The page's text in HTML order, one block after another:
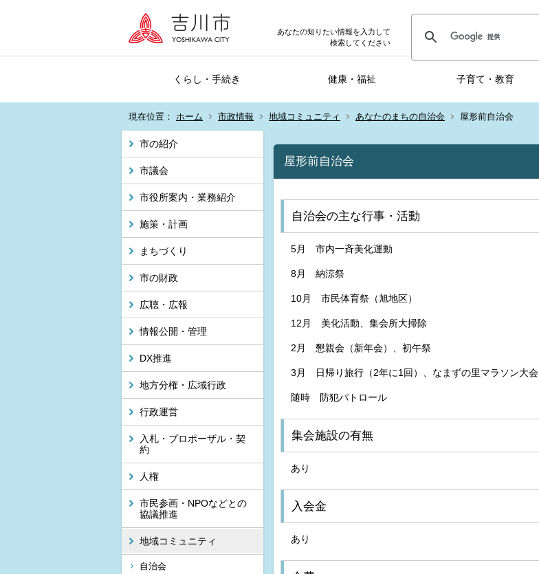
あなたの知りたい情報を入力して
検索してください
くらし・手続き 健康・福祉 子育て・教育
現在位置： ホーム 市政情報 地域コミュニティ あなたのまちの自治会 屋形前自治会
市の紹介
市議会
市役所案内・業務紹介
施策・計画
まちづくり
市の財政
広聴・広報
情報公開・管理
DX推進
地方分権・広域行政
行政運営
入札・プロポーザル・契
約
人権
市民参画・NPOなどとの
協議推進
地域コミュニティ
自治会
屋形前自治会
自治会の主な行事・活動
5月 市内一斉美化運動
8月 納涼祭
10月 市民体育祭（旭地区）
12月 美化活動、集会所大掃除
2月 懇親会（新年会）、初午祭
3月 日帰り旅行（2年に1回）、 なまずの里マラソン大会
随時 防犯パトロール
集会施設の有無
あり
入会金
あり